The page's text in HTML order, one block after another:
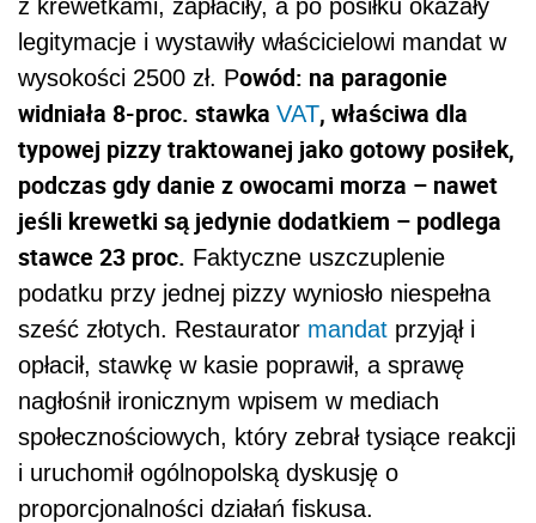
z krewetkami, zapłaciły, a po posiłku okazały
legitymacje i wystawiły właścicielowi mandat w
wysokości 2500 zł. Powód: na paragonie
widniała 8-proc. stawka VAT, właściwa dla
typowej pizzy traktowanej jako gotowy posiłek,
podczas gdy danie z owocami morza – nawet
jeśli krewetki są jedynie dodatkiem – podlega
stawce 23 proc. Faktyczne uszczuplenie
podatku przy jednej pizzy wyniosło niespełna
sześć złotych. Restaurator mandat przyjął i
opłacił, stawkę w kasie poprawił, a sprawę
nagłośnił ironicznym wpisem w mediach
społecznościowych, który zebrał tysiące reakcji
i uruchomił ogólnopolską dyskusję o
proporcjonalności działań fiskusa.